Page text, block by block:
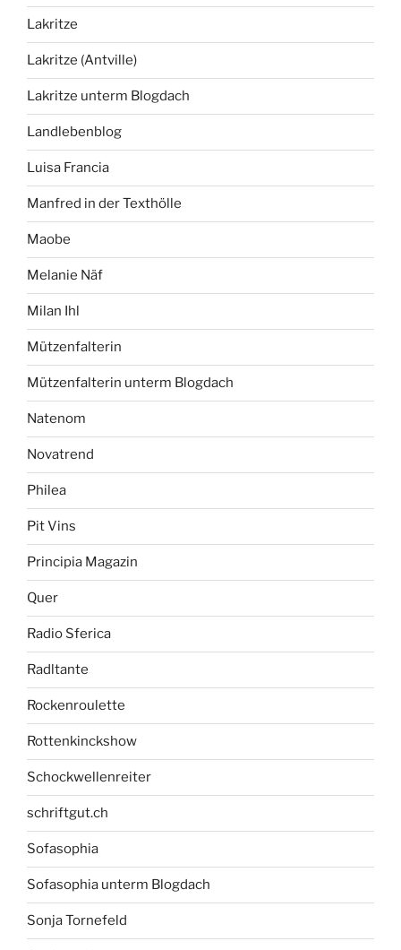
Lakritze
Lakritze (Antville)
Lakritze unterm Blogdach
Landlebenblog
Luisa Francia
Manfred in der Texthölle
Maobe
Melanie Näf
Milan Ihl
Mützenfalterin
Mützenfalterin unterm Blogdach
Natenom
Novatrend
Philea
Pit Vins
Principia Magazin
Quer
Radio Sferica
Radltante
Rockenroulette
Rottenkinckshow
Schockwellenreiter
schriftgut.ch
Sofasophia
Sofasophia unterm Blogdach
Sonja Tornefeld